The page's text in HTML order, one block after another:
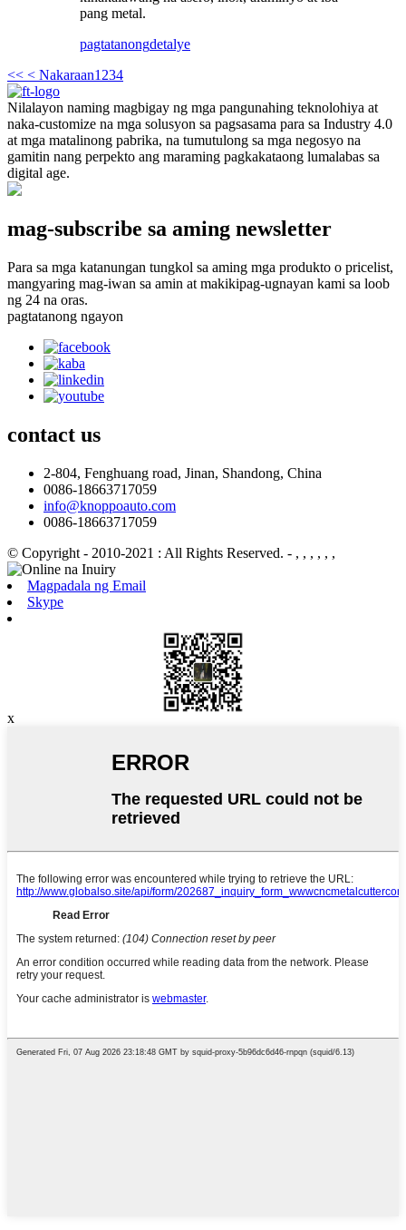
pang metal.
pagtatanongdetalye
<< < Nakaraan1 234
Nilalayon naming magbigay ng mga pangunahing teknolohiya at
naka-customize na mga solusyon sa pagsasama para sa Industry 4.0
at mga matalinong pabrika, na tumutulong sa mga negosyo na
gamitin nang perpekto ang maraming pagkakataong lumalabas sa
digital age.
mag-subscribe sa aming newsletter
Para sa mga katanungan tungkol sa aming mga produkto o pricelist,
mangyaring mag-iwan sa amin at makikipag-ugnayan kami sa loob
ng 24 na oras.
pagtatanong ngayon
contact us
2-804, Fenghuang road, Jinan, Shandong, China
0086-18663717059
info@knoppoauto.com
0086-18663717059
© Copyright - 2010-2021 : All Rights Reserved. - , , , , , ,
Magpadala ng Email
Skype
x